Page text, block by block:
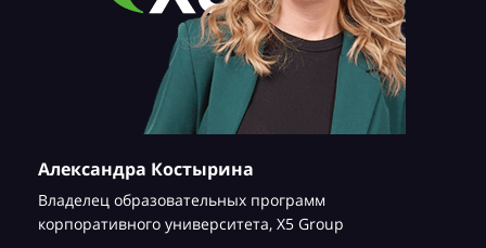
Александра Костырина
Владелец образовательных программ
корпоративного университета, Х5 Group